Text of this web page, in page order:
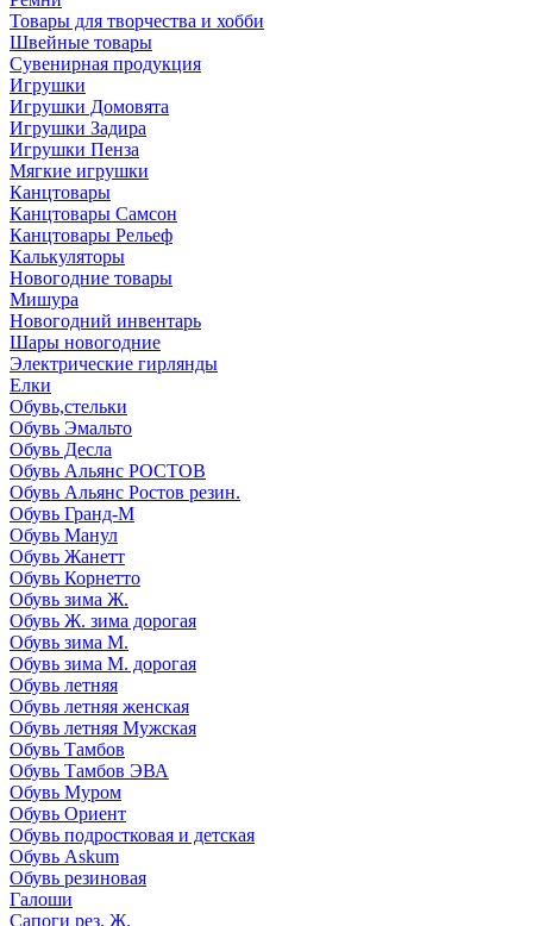
Товары для творчества и хобби
Швейные товары
Сувенирная продукция
Игрушки
Игрушки Домовята
Игрушки Задира
Игрушки Пенза
Мягкие игрушки
Канцтовары
Канцтовары Самсон
Канцтовары Рельеф
Калькуляторы
Новогодние товары
Мишура
Новогодний инвентарь
Шары новогодние
Электрические гирлянды
Елки
Обувь,стельки
Обувь Эмальто
Обувь Десла
Обувь Альянс РОСТОВ
Обувь Альянс Ростов резин.
Обувь Гранд-М
Обувь Манул
Обувь Жанетт
Обувь Корнетто
Обувь зима Ж.
Обувь Ж. зима дорогая
Обувь зима М.
Обувь зима М. дорогая
Обувь летняя
Обувь летняя женская
Обувь летняя Мужская
Обувь Тамбов
Обувь Тамбов ЭВА
Обувь Муром
Обувь Ориент
Обувь подростковая и детская
Обувь Askum
Обувь резиновая
Галоши
Сапоги рез. Ж.